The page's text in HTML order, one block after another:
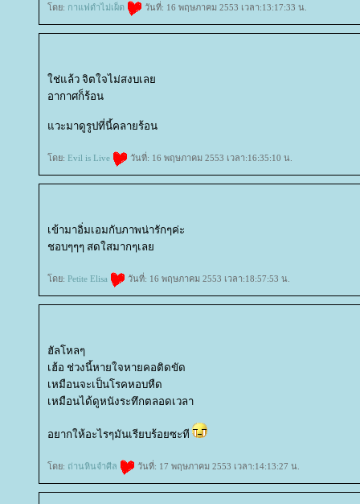
ดย: กาแฟดำไม่เผ็ด วันที่: 16 พฤษภาคม 2553 เวลา:13:17:33 น.
ช่แล้ว จิตใจไม่สงบเล
อากาศก็ร้อน
วะมาดูรูปที่นี้คลายร้อน
ดย: Evil is Live วันที่: 16 พฤษภาคม 2553 เวลา:16:35:10 น.
เข้ามาอิ่มเอมกับภาพน่ารักๆค่ะ
ชอบๆๆๆ สดใสมากๆเล
ดย: Petite Elisa วันที่: 16 พฤษภาคม 2553 เวลา:18:57:53 น.
ฮัลโหลๆ
เฮ้อ ช่วงนี้หายใจหายคอติดขัด
เหมือนจะเป็นโรคหอบหืด
เหมือนได้ดูหนังระทึกตลอดเวลา
อยากให้อะไรๆมันเรียบร้อยซะที
ดย: ถ่านหินจำศีล วันที่: 17 พฤษภาคม 2553 เวลา:14:13:27 น.